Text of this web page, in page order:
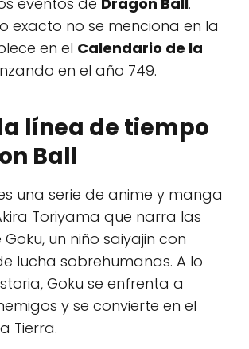
exacto no se menciona en la
en el Calendario de la
en el año 749.
línea de tiempo
Ball
una serie de anime y manga
Toriyama que narra las
un niño saiyajin con
lucha sobrehumanas. A lo
Goku se enfrenta a
y se convierte en el
Tierra.